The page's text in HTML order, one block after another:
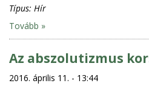
Típus: Hír
Tovább »
Az abszolutizmus
2016. április 11. - 13:44